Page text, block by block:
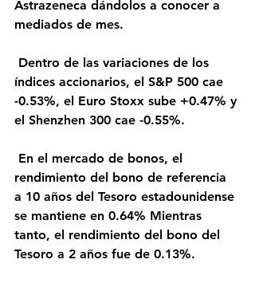
Astrazeneca dándolos a conocer a
mediados de mes.
índices accionarios, el S&P 500 cae
-0.53%, el Euro Stoxx sube +0.47% y
el Shenzhen 300 cae -0.55%.
rendimiento del bono de referencia
a 10 años del Tesoro estadounidense
se mantiene en 0.64% Mientras
tanto, el rendimiento del bono del
Tesoro a 2 años fue de 0.13%.